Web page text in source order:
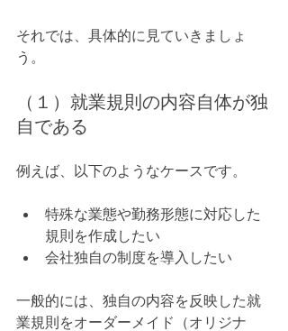
それでは、具体的に見ていきましょ
う。
（１）就業規則の内容自体が独
自である
例えば、以下のようなケースです。
特殊な業態や勤務形態に対応した
規則を作成したい
会社独自の制度を導入したい
一般的には、独自の内容を反映した就
業規則をオーダーメイド（オリジナ